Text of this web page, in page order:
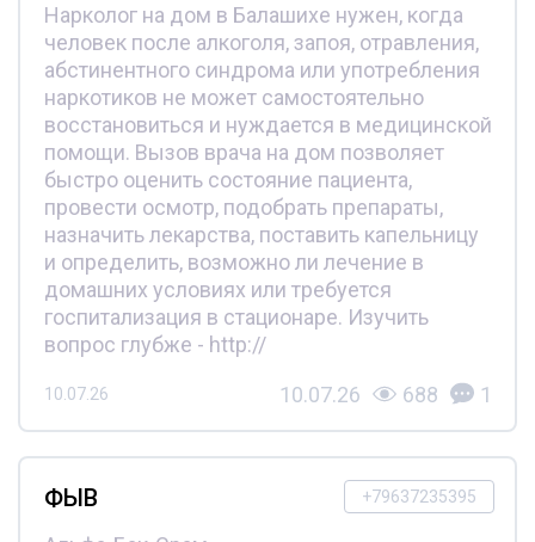
Нарколог на дом в Балашихе нужен, когда
человек после алкоголя, запоя, отравления,
абстинентного синдрома или употребления
наркотиков не может самостоятельно
восстановиться и нуждается в медицинской
помощи. Вызов врача на дом позволяет
быстро оценить состояние пациента,
провести осмотр, подобрать препараты,
назначить лекарства, поставить капельницу
и определить, возможно ли лечение в
домашних условиях или требуется
госпитализация в стационаре. Изучить
вопрос глубже - http://
10.07.26 10.07.26 688 1
+79637235395
ФЫВ